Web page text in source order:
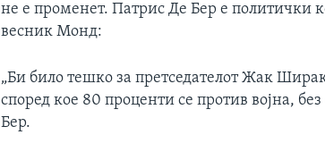
не е променет. Патрис Де Бер е политички
весник Монд:
„Би било тешко за претседателот Жак
според кое 80 проценти се против војна,
Бер.